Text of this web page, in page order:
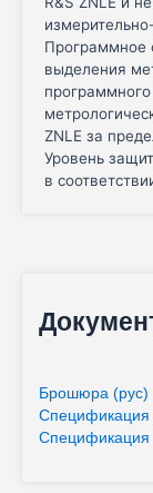
Программное
выделения
ZNLE за
Уровень
в
Брошюра (рус)
Спецификация
Спецификация